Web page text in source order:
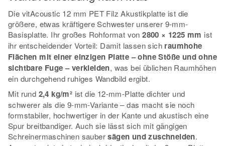
Die vitAcoustic 12 mm PET Filz Akustikplatte ist die
größere, etwas kräftigere Schwester unserer 9-mm-
Basisplatte. Ihr großes Rohformat von2800 × 1225 mm ist
ihr entscheidender Vorteil: Damit lassen sich raumhohe
Flächen mit einer einzigen Platte – ohne Stöße und ohne
sichtbare Fuge – verkleiden, was bei üblichen Raumhöhen
ein durchgehend ruhiges Wandbild ergibt.
Mit rund 2,4 kg/m² ist die 12-mm-Platte dichter und
schwerer als die 9-mm-Variante – das macht sie noch
formstabiler, hochwertiger in der Kante und akustisch eine
Spur breitbandiger. Auch sie lässt sich mit gängigen
Schreinermaschinen saubersägen und zuschneiden.